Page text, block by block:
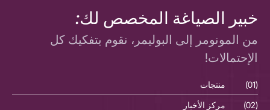
خبير الصياغة المخصص لك:
من المونومر إلى البوليمر، نقوم بتفكيك كل
الإحتمالات!
(01) منتجات
(02)
مركز الأخبار